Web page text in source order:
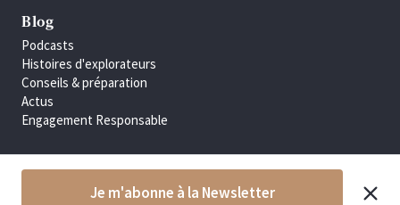
Je m'abonne à la Newsletter
Blog
Podcasts
Histoires d'explorateurs
Conseils & préparation
Actus
Engagement Responsable